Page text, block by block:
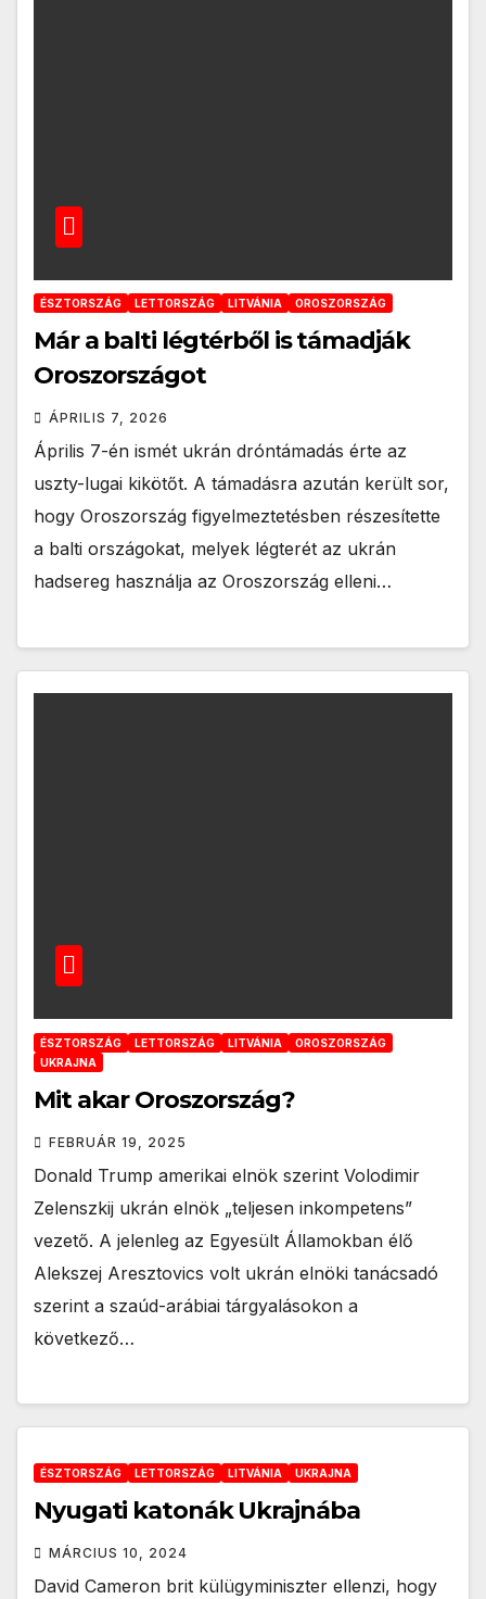
ÉSZTORSZÁG LETTORSZÁG LITVÁNIA OROSZORSZÁG
Már a balti légtérből is támadják
Oroszországot
ÁPRILIS 7, 2026
Április 7-én ismét ukrán dróntámadás érte az
uszty-lugai kikötőt. A támadásra azután került sor,
hogy Oroszország figyelmeztetésben részesítette
a balti országokat, melyek légterét az ukrán
hadsereg használja az Oroszország elleni…
ÉSZTORSZÁG LETTORSZÁG LITVÁNIA
OROSZORSZÁG
UKRAJNA
Mit akar Oroszország?
FEBRUÁR 19, 2025
Donald Trump amerikai elnök szerint Volodimir
Zelenszkij ukrán elnök „teljesen inkompetens”
vezető. A jelenleg az Egyesült Államokban élő
Alekszej Aresztovics volt ukrán elnöki tanácsadó
szerint a szaúd-arábiai tárgyalásokon a
következő…
ÉSZTORSZÁG LETTORSZÁG LITVÁNIA UKRAJNA
Nyugati katonák Ukrajnába
MÁRCIUS 10, 2024
David Cameron brit külügyminiszter ellenzi, hogy